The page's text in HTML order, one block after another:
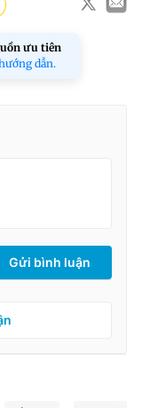
ưu tiên
dẫn.
Gửi bình luận